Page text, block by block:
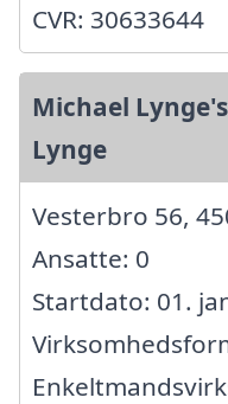
CVR: 30633644
Michael
Lynge
Vesterbro 56,
Ansatte: 0
Startdato: 01.